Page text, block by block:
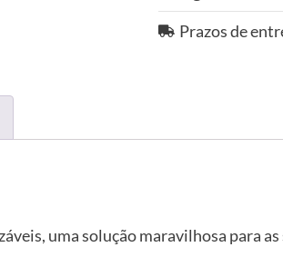
Prazos de
uma solução maravilhosa para